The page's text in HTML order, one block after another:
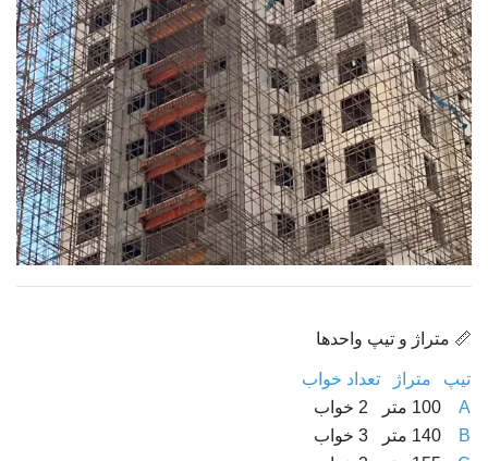
📏 متراژ و تیپ واحدها
تیپ متراژ
تعداد خواب
A
100 متر
2 خواب
B
140 متر
3 خواب